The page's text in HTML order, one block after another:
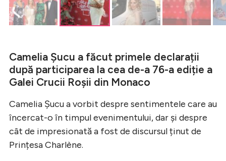
Camelia Șucu a făcut primele declarații
după participarea la cea de-a 76-a ediție a
Galei Crucii Roșii din Monaco
Camelia Șucu a vorbit despre sentimentele care au
încercat-o în timpul evenimentului, dar și despre
cât de impresionată a fost de discursul ținut de
Prințesa Charlène.